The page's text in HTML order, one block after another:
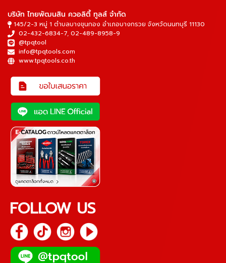
บริษัท ไทยพัฒนสิน ควอลิตี้ ทูลส์ จำกัด
145/2-3 หมู่ 1 ตำบลบางขุนกอง อำเภอบางกรวย จังหวัดนนทบุรี 11130
02-432-6834-7, 02-489-8958-9
@tpqtool
info@tpqtools.com
www.tpqtools.co.th
FOLLOW US